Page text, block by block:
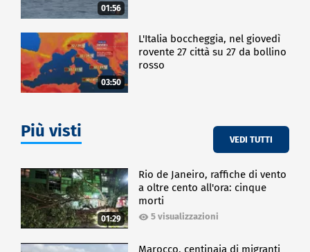
01:56
03:50
L'Italia boccheggia, nel giovedì
rovente 27 città su 27 da bollino
rosso
Più visti VEDI TUTTI
01:29
Rio de Janeiro, raffiche di vento
a oltre cento all'ora: cinque
morti
5 visualizzazioni
Marocco, centinaia di migranti